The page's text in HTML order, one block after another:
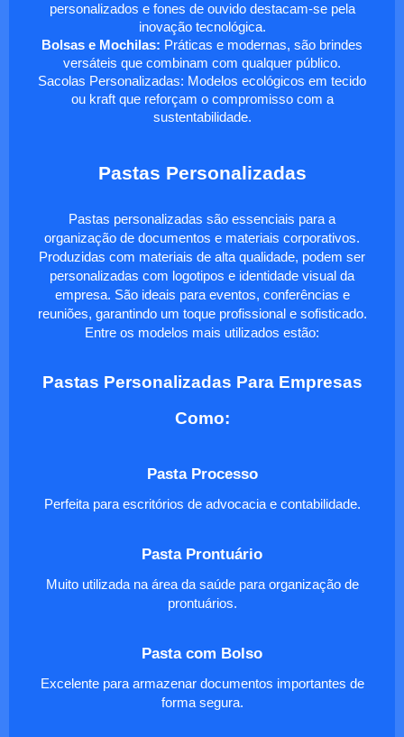
personalizados e fones de ouvido destacam-se pela
inovação tecnológica.
Bolsas e Mochilas: Práticas e modernas, são brindes
versáteis que combinam com qualquer público.
Sacolas Personalizadas: Modelos ecológicos em tecido
ou kraft que reforçam o compromisso com a
sustentabilidade.
Pastas Personalizadas
Pastas personalizadas são essenciais para a
organização de documentos e materiais corporativos.
Produzidas com materiais de alta qualidade, podem ser
personalizadas com logotipos e identidade visual da
empresa. São ideais para eventos, conferências e
reuniões, garantindo um toque profissional e sofisticado.
Entre os modelos mais utilizados estão:
Pastas Personalizadas Para Empresas
Como:
Pasta Processo
Perfeita para escritórios de advocacia e contabilidade.
Pasta Prontuário
Muito utilizada na área da saúde para organização de
prontuários.
Pasta com Bolso
Excelente para armazenar documentos importantes de
forma segura.